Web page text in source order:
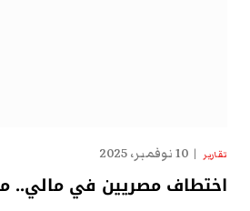
تقارير 10 نوفمبر، 2025
اختطاف مصريين في مالي..